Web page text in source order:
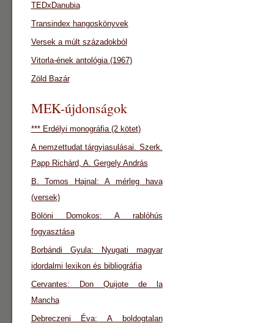
TEDxDanubia
Transindex hangoskönyvek
Versek a múlt századokból
Vitorla-ének antológia (1967)
Zöld Bazár
MEK-újdonságok
*** Erdélyi monográfia (2 kötet)
A nemzettudat tárgyiasulásai. Szerk.
Papp Richárd, A. Gergely András
B. Tomos Hajnal: A mérleg hava
(versek)
Bölöni Domokos: A rablóhús
fogyasztása
Borbándi Gyula: Nyugati magyar
idordalmi lexikon és bibliográfia
Cervantes: Don Quijote de la
Mancha
Debreczeni Éva: A boldogtalan